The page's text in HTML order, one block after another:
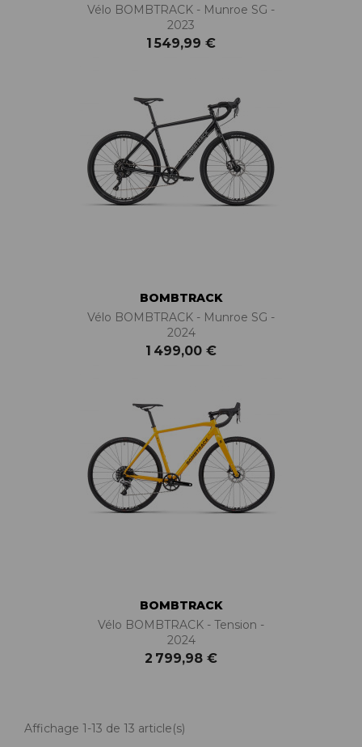
Vélo BOMBTRACK - Munroe SG -
2023
1 549,99 €
BOMBTRACK
Vélo BOMBTRACK - Munroe SG -
2024
1 499,00 €
BOMBTRACK
Vélo BOMBTRACK - Tension -
2024
2 799,98 €
Affichage 1-13 de 13 article(s)